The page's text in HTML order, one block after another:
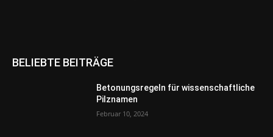
BELIEBTE BEITRÄGE
Betonungsregeln für wissenschaftliche
Pilznamen
Februar 10, 2024